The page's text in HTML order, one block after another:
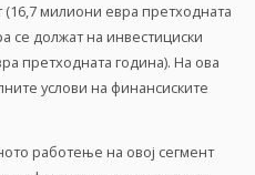
(16,7 милиони евра претходната
се должат на инвестициски
претходната година). На ова
услови на финансиските
работење на овој сегмент